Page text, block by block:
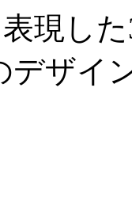
現し
デザイ